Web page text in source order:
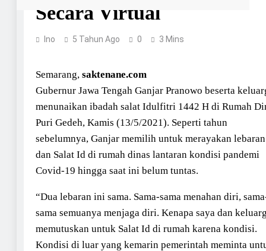
Secara Virtual
Ino 5 Tahun Ago 0 3 Mins
Semarang, saktenane.com
Gubernur Jawa Tengah Ganjar Pranowo beserta
menunaikan ibadah salat Idulfitri 1442 H di Rumah
Puri Gedeh, Kamis (13/5/2021). Seperti tahun
sebelumnya, Ganjar memilih untuk merayakan lebaran
dan Salat Id di rumah dinas lantaran kondisi pandemi
Covid-19 hingga saat ini belum tuntas.
“Dua lebaran ini sama. Sama-sama menahan diri,
sama semuanya menjaga diri. Kenapa saya dan
memutuskan untuk Salat Id di rumah karena kondisi.
Kondisi di luar yang kemarin pemerintah meminta